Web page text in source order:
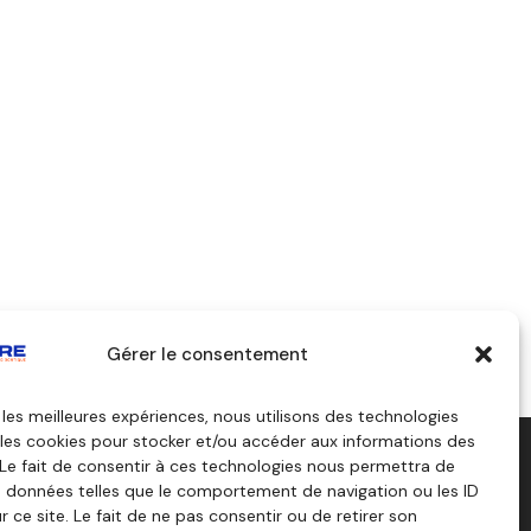
Gérer le consentement
meilleures expériences, nous utilisons des technologies
cookies pour stocker et/ou accéder aux informations des
fait de consentir à ces technologies nous permettra de
telles que le comportement de navigation ou les ID
ce site. Le fait de ne pas consentir ou de retirer son
Consulting